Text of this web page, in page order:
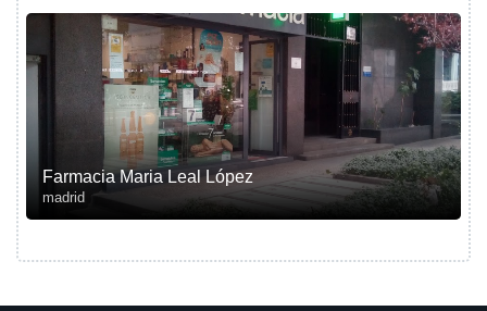
Farmacia Maria Leal López
madrid